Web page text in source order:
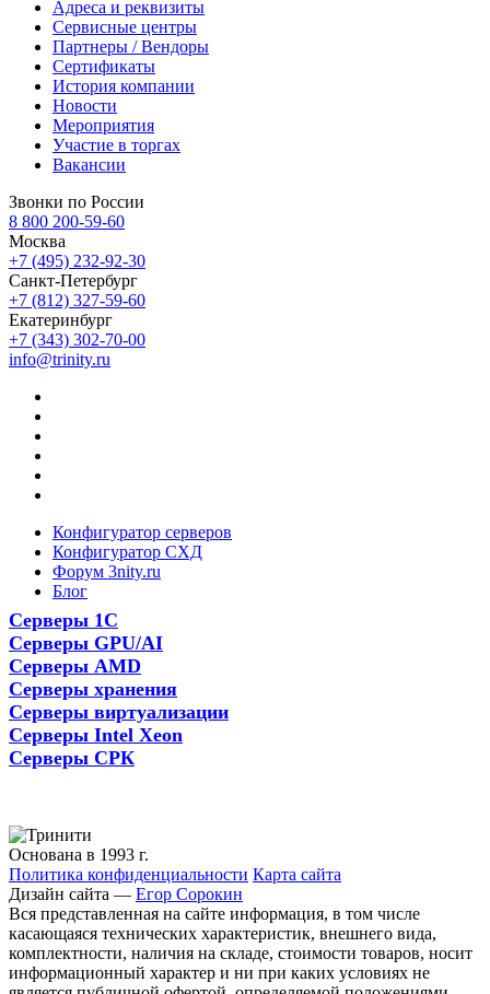
Адреса и реквизиты
Сервисные центры
Партнеры / Вендоры
Сертификаты
История компании
Новости
Мероприятия
Участие в торгах
Вакансии
Звонки по России
8 800 200-59-60
Москва
+7 (495) 232-92-30
Санкт-Петербург
+7 (812) 327-59-60
Екатеринбург
+7 (343) 302-70-00
info@trinity.ru
Конфигуратор серверов
Конфигуратор СХД
Форум 3nity.ru
Блог
Серверы 1С
Серверы GPU/AI
Серверы AMD
Серверы хранения
Серверы виртуализации
Серверы Intel Xeon
Серверы СРК
Основана в 1993 г.
Политика конфиденциальности Карта сайта
Дизайн сайта — Егор Сорокин
Вся представленная на сайте информация, в том числе
касающаяся технических характеристик, внешнего вида,
комплектности, наличия на складе, стоимости товаров, носит
информационный характер и ни при каких условиях не